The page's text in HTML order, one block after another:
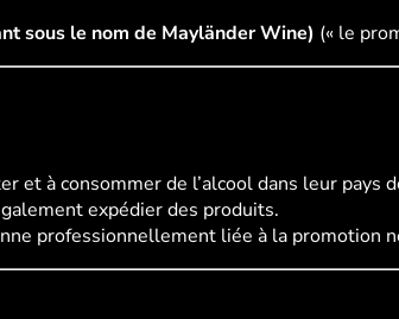
sous le nom de Mayländer Wine) (« le
à consommer de l’alcool dans leur pays
expédier des produits.
professionnellement liée à la promotion